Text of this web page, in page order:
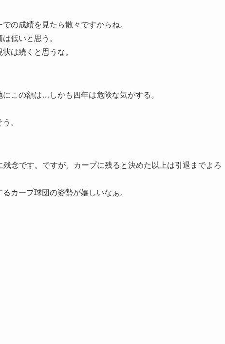
の成績を見たら散々ですからね。
低いと思う。
は続くと思うな。
この額は…しかも四年は危険な気がする。
。
念です。ですが、カープに残ると決めた以上は引退までよろ
カープ球団の姿勢が嬉しいなぁ。